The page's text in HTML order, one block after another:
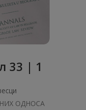
33 | 1
ОДНОСА